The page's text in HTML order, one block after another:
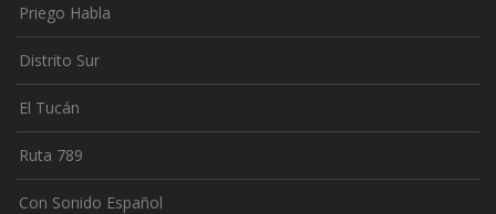
Priego Habla
Distrito Sur
El Tucán
Ruta 789
Con Sonido Español